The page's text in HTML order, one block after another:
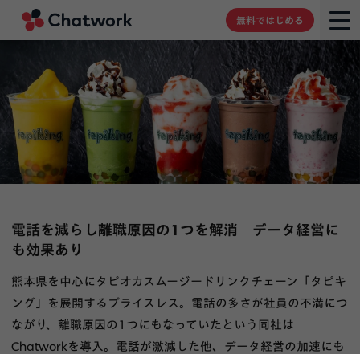
無料ではじめる
電話を減らし離職原因の1つを解消 データ経営に
も効果あり
熊本県を中心にタピオカスムージードリンクチェーン「タピキ
ング」を展開するプライスレス。電話の多さが社員の不満につ
ながり、離職原因の1つにもなっていたという同社は
Chatworkを導入。電話が激減した他、データ経営の加速にも